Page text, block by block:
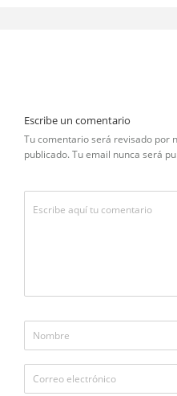
Escribe un comentario
Tu comentario será revisado por
publicado. Tu email nunca será